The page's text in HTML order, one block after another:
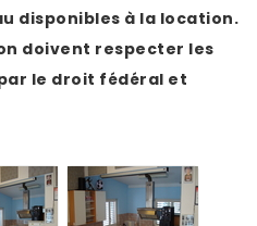
disponibles à la location.
doivent respecter les
le droit fédéral et